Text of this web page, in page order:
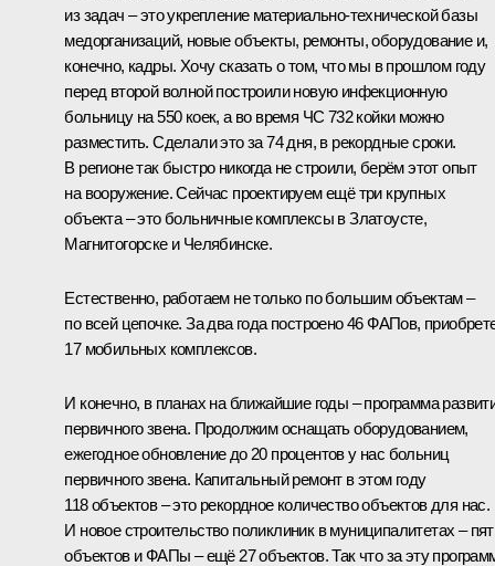
из задач – это укрепление материально-технической базы
медорганизаций, новые объекты, ремонты, оборудование и,
конечно, кадры. Хочу сказать о том, что мы в прошлом году
перед второй волной построили новую инфекционную
больницу на 550 коек, а во время ЧС 732 койки можно
разместить. Сделали это за 74 дня, в рекордные сроки.
В регионе так быстро никогда не строили, берём этот опыт
на вооружение. Сейчас проектируем ещё три крупных
объекта – это больничные комплексы в Златоусте,
Магнитогорске и Челябинске.
Естественно, работаем не только по большим объектам –
по всей цепочке. За два года построено 46 ФАПов,
17 мобильных комплексов.
И конечно, в планах на ближайшие годы – программа
первичного звена. Продолжим оснащать оборудованием,
ежегодное обновление до 20 процентов у нас больниц
первичного звена. Капитальный ремонт в этом году
118 объектов – это рекордное количество объектов для нас.
И новое строительство поликлиник в муниципалитетах –
объектов и ФАПы – ещё 27 объектов. Так что за эту